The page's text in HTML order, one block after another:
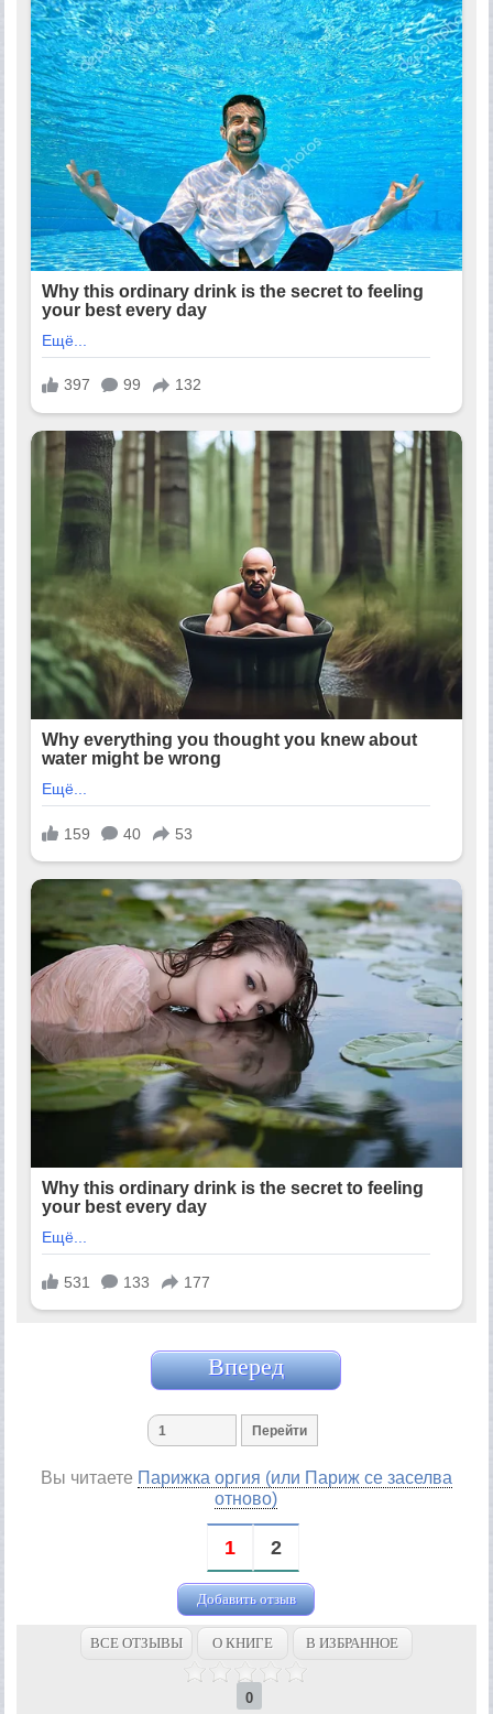
Вперед
Вы читаете Парижка оргия (или Париж се заселва
отново)
1 2
Добавить отзыв
ВСЕ ОТЗЫВЫ О КНИГЕ В ИЗБРАННОЕ
0